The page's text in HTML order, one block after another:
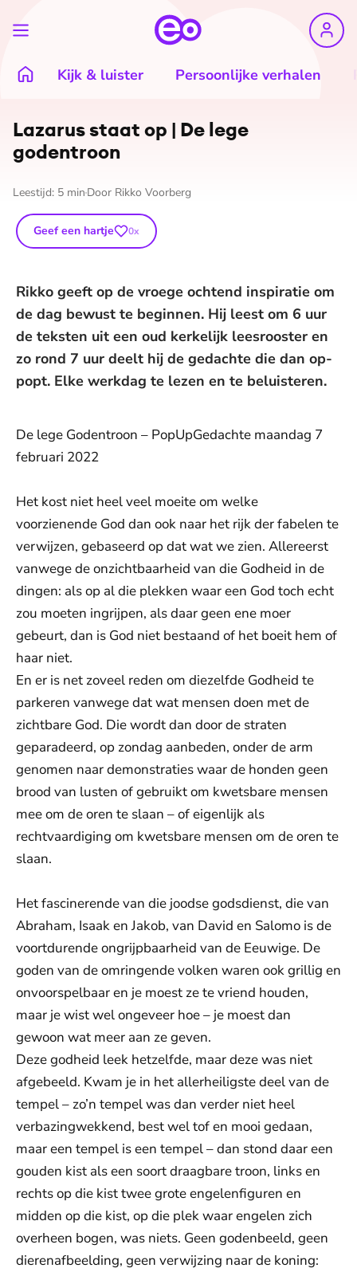
Kijk & luister Persoonlijke verhalen
Lazarus staat op | De lege
godentroon
Leestijd: 5 min Door Rikko Voorberg
Geef een hartje 0x
Rikko geeft op de vroege ochtend inspiratie om
de dag bewust te beginnen. Hij leest om 6 uur
de teksten uit een oud kerkelijk leesrooster en
zo rond 7 uur deelt hij de gedachte die dan op-
popt. Elke werkdag te lezen en te beluisteren.
De lege Godentroon – PopUpGedachte maandag 7
februari 2022
Het kost niet heel veel moeite om welke
voorzienende God dan ook naar het rijk der fabelen te
verwijzen, gebaseerd op dat wat we zien. Allereerst
vanwege de onzichtbaarheid van die Godheid in de
dingen: als op al die plekken waar een God toch echt
zou moeten ingrijpen, als daar geen ene moer
gebeurt, dan is God niet bestaand of het boeit hem of
haar niet.
En er is net zoveel reden om diezelfde Godheid te
parkeren vanwege dat wat mensen doen met de
zichtbare God. Die wordt dan door de straten
geparadeerd, op zondag aanbeden, onder de arm
genomen naar demonstraties waar de honden geen
brood van lusten of gebruikt om kwetsbare mensen
mee om de oren te slaan – of eigenlijk als
rechtvaardiging om kwetsbare mensen om de oren te
slaan.
Het fascinerende van die joodse godsdienst, die van
Abraham, Isaak en Jakob, van David en Salomo is de
voortdurende ongrijpbaarheid van de Eeuwige. De
goden van de omringende volken waren ook grillig en
onvoorspelbaar en je moest ze te vriend houden,
maar je wist wel ongeveer hoe – je moest dan
gewoon wat meer aan ze geven.
Deze godheid leek hetzelfde, maar deze was niet
afgebeeld. Kwam je in het allerheiligste deel van de
tempel – zo’n tempel was dan verder niet heel
verbazingwekkend, best wel tof en mooi gedaan,
maar een tempel is een tempel – dan stond daar een
gouden kist als een soort draagbare troon, links en
rechts op die kist twee grote engelenfiguren en
midden op die kist, op die plek waar engelen zich
overheen bogen, was niets. Geen godenbeeld, geen
dierenafbeelding, geen verwijzing naar de koning: